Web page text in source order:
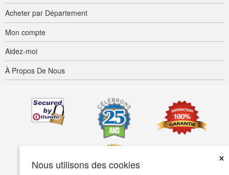
Nous utilisons des cookies
×
Acheter par Département
Mon compte
Aidez-moi
À Propos De Nous